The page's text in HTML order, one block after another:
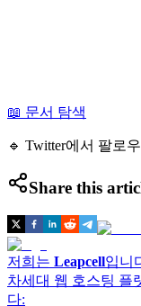
📖 문서 탐색
🔹 Twitter에서 팔로
Share this
저희는 Leapcell입니
차세대 웹 호스팅 플
다: